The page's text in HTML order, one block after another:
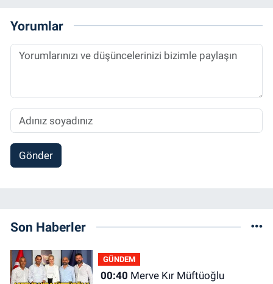
Yorumlar
Gönder
Son Haberler
GÜNDEM
00:40